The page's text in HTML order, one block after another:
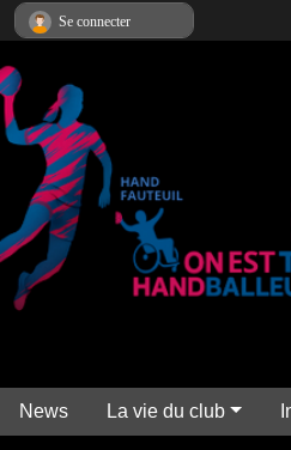
News La vie du club
Se connecter
Panneau de gestion des cookies